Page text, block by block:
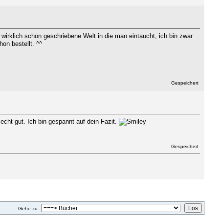
schön geschriebene Welt in die man eintaucht, ich bin zwar
bestellt. ^^
Gespeichert
gut. Ich bin gespannt auf dein Fazit.
Gespeichert
Gehe zu: